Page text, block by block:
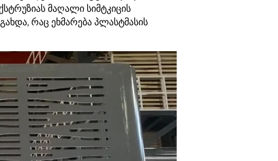
მაღალი სიმტკიცის
რაც ეხმარება პლასტმასის